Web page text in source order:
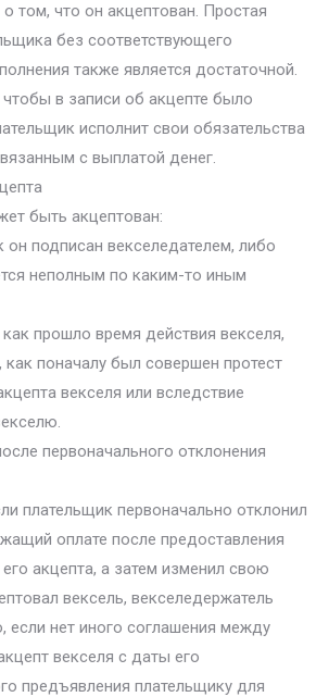
том, что он акцептован. Простая
без соответствующего
также является достаточной.
в записи об акцепте было
исполнит свои обязательства
с выплатой денег.
быть акцептован:
он подписан векселедателем, либо
неполным по каким-то иным
прошло время действия векселя,
как поначалу был совершен протест
векселя или вследствие
первоначального отклонения
плательщик первоначально отклонил
оплате после предоставления
акцепта, а затем изменил свою
вексель, векселедержатель
если нет иного соглашения между
векселя с даты его
предъявления плательщику для